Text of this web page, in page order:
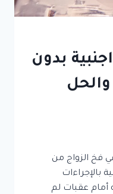
بدون
فخ الزواج من
بالإجراءات
أمام عقبات لم